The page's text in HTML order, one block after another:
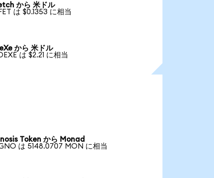
から 米ドル
は $0.1353 に相当
から 米ドル
は $2.21 に相当
Token から Monad
は 5148.0707 MON に相当